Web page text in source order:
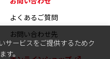
よくあるご質問
お問い合わせ先
サービスをご提供するためク
す。